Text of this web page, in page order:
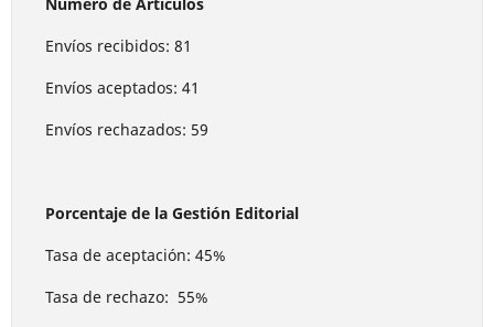
Envíos recibidos: 81
Envíos aceptados: 41
Envíos rechazados: 59
Porcentaje de la Gestión Editorial
Tasa de aceptación: 45%
Tasa de rechazo: 55%